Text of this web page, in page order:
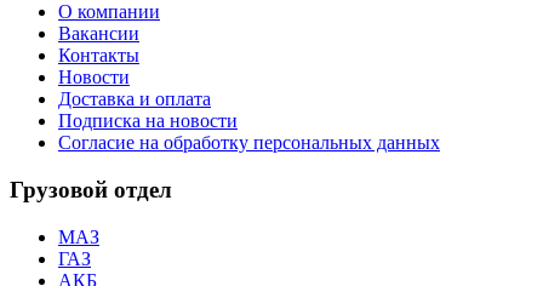
О компании
Вакансии
Контакты
Новости
Доставка и оплата
Подписка на новости
Согласие на обработку персональных данных
Грузовой отдел
МАЗ
ГАЗ
АКБ